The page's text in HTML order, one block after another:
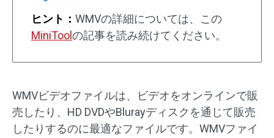
ヒント： WMVの詳細については、この
MiniToolの記事を読み続けてください。
WMVビデオファイルは、ビデオをオンラインで販
売したり、HD DVDやBlurayディスクを通じて販売
したりするのに最適なファイルです。WMVファイ